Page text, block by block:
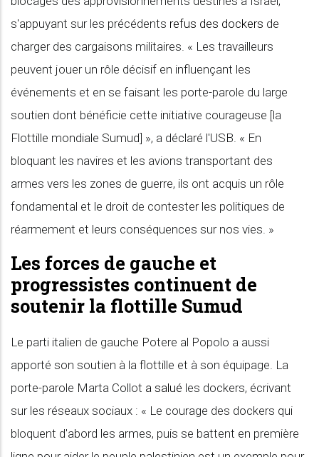
s'appuyant sur les précédents refus des dockers de
charger des cargaisons militaires. « Les travailleurs
peuvent jouer un rôle décisif en influençant les
événements et en se faisant les porte-parole du large
soutien dont bénéficie cette initiative courageuse [la
Flottille mondiale Sumud] », a déclaré l'USB. « En
bloquant les navires et les avions transportant des
armes vers les zones de guerre, ils ont acquis un rôle
fondamental et le droit de contester les politiques de
réarmement et leurs conséquences sur nos vies. »
Les forces de gauche et
progressistes continuent de
soutenir la flottille Sumud
Le parti italien de gauche Potere al Popolo a aussi
apporté son soutien à la flottille et à son équipage. La
porte-parole Marta Collot a salué les dockers, écrivant
sur les réseaux sociaux : « Le courage des dockers qui
bloquent d'abord les armes, puis se battent en première